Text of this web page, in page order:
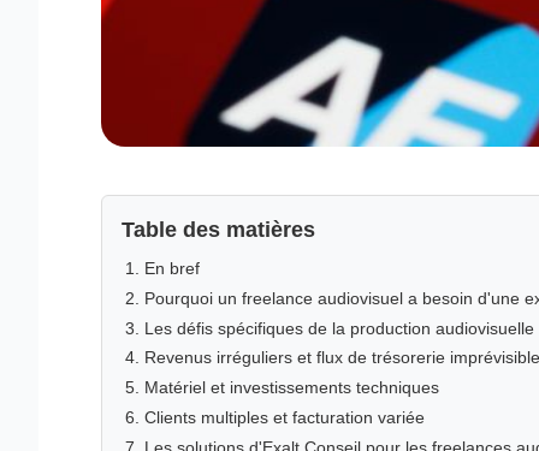
Table des matières
En bref
Pourquoi un freelance audiovisuel a besoin d'une
Les défis spécifiques de la production audiovisuelle
Revenus irréguliers et flux de trésorerie
Matériel et investissements techniques
Clients multiples et facturation variée
Les solutions d'Exalt Conseil pour les freelances